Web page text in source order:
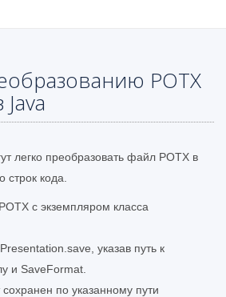
POTX
легко преобразовать файл POTX в
строк кода.
с экземпляром класса
указав путь к
и SaveFormat.
по указанному пути